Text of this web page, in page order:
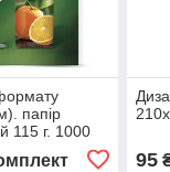
папір
115 г. 1000
95